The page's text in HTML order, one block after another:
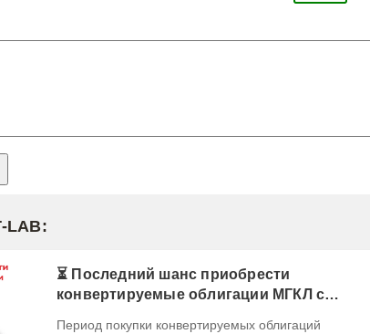
LAB:
⏳ Последний шанс приобрести
конвертируемые облигации МГКЛ с
Период покупки конвертируемых облигаций